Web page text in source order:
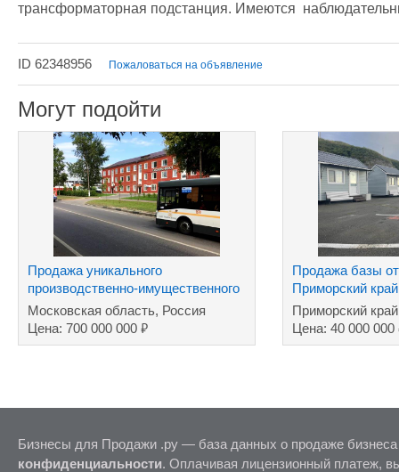
трансформаторная подстанция. Имеются
ID 62348956 Пожаловаться на объявление
Могут подойти
Продажа уникального
производственно-имущественного
комплекса
Московская область, Россия
Цена: 700 000 000 ₽
Продажа базы
Приморский
Приморский
Цена: 40 000 000
Бизнесы для Продажи .ру — база данных о продаже
конфиденциальности. Оплачивая лицензионный платеж,